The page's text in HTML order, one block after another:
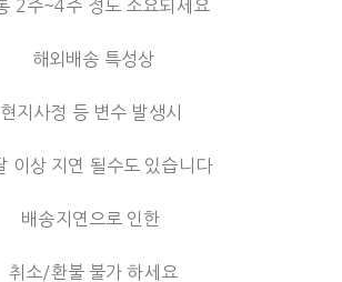
2주~4주 정도 소요되세요
해외배송 특성상
현지사정 등 변수 발생시
이상 지연 될수도 있습니다
배송지연으로 인한
취소/환불 불가 하세요